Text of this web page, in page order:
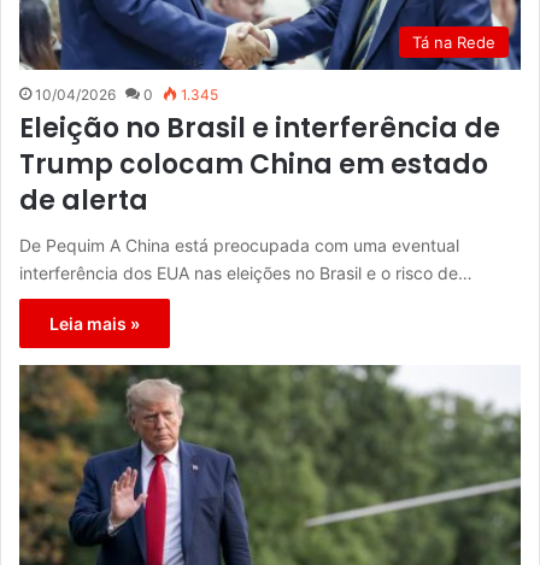
Tá na Rede
10/04/2026 0 1.345
Eleição no Brasil e interferência de
Trump colocam China em estado
de alerta
De Pequim A China está preocupada com uma eventual
interferência dos EUA nas eleições no Brasil e o risco de…
Leia mais »